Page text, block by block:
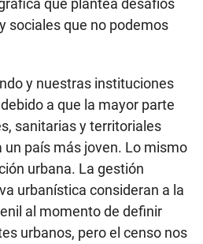
que plantea desafíos
sociales que no podemos
y nuestras instituciones
a que la mayor parte
sanitarias y territoriales
país más joven. Lo mismo
urbana. La gestión
urbanística consideran a la
al momento de definir
urbanos, pero el censo nos